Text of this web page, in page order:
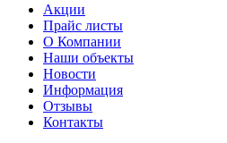
Акции
Прайс листы
О Компании
Наши объекты
Новости
Информация
Отзывы
Контакты